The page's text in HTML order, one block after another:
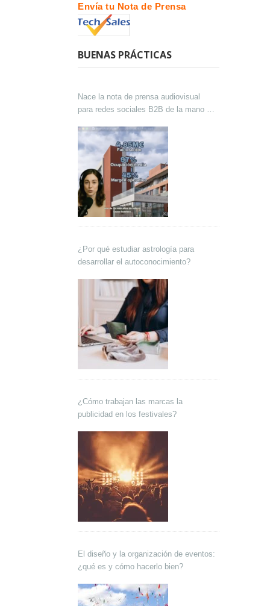
Envía tu Nota de Prensa
BUENAS PRÁCTICAS
Nace la nota de prensa audiovisual
para redes sociales B2B de la mano de
¿Por qué estudiar astrología para
desarrollar el autoconocimiento?
¿Cómo trabajan las marcas la
publicidad en los festivales?
El diseño y la organización de eventos:
¿qué es y cómo hacerlo bien?